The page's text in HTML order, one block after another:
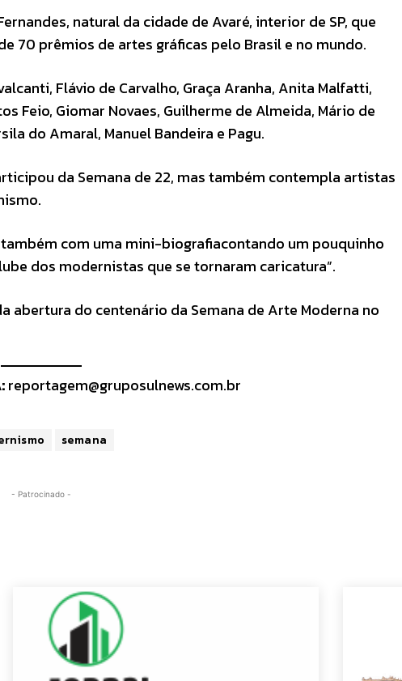
natural da cidade de Avaré, interior de SP, que
70 prêmios de artes gráficas pelo Brasil e no mundo.
Flávio de Carvalho, Graça Aranha, Anita Malfatti,
Feio, Giomar Novaes, Guilherme de Almeida, Mário de
do Amaral, Manuel Bandeira e Pagu.
da Semana de 22, mas também contempla artistas
com uma mini-biografiacontando um pouquinho
dos modernistas que se tornaram caricatura”.
abertura do centenário da Semana de Arte Moderna no
reportagem@gruposulnews.com.br
semana
- Patrocinado -